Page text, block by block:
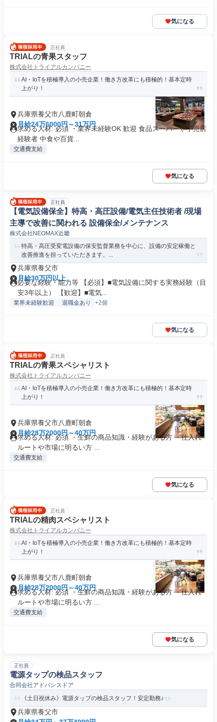
気になる
正社員
TRIALの青果スタッフ
株式会社トライアルカンパニー
AI・IoTを積極導入の小売企業！働き方改革にも積極的！基本定時
上がり！
兵庫県養父市八鹿町朝倉
月給24万6000円～31万円
求める人材: 必須 ・業界未経験OK 歓迎 食品スーパーや小売店
経験者 中食や百貨...
交通費支給
気になる
正社員
【電気設備保全】特高・高圧設備/電気主任技術者 /現場
主導で改善に関われる 設備保全/メンテナンス
株式会社NEOMAX近畿
特高・高圧受変電設備の保安監督業務を中心に、設備の安定稼働と
改善推進を担っていただきます。...
兵庫県養父市
月給30万円以上
必要な経験・能力等 【必須】■電気設備に関する実務経験（目
安3年以上） 【歓迎】■電気...
業界未経験歓迎 退職金あり +2個
気になる
正社員
TRIALの青果スペシャリスト
株式会社トライアルカンパニー
AI・IoTを積極導入の小売企業！働き方改革にも積極的！基本定時
上がり！
兵庫県養父市八鹿町朝倉
月給28万2000円～40万円
求める人材: 必須 ・生鮮の商品知識・経験がある方 ・仕入れ
ルートや市場に明るい方 ...
交通費支給
気になる
正社員
TRIALの精肉スペシャリスト
株式会社トライアルカンパニー
AI・IoTを積極導入の小売企業！働き方改革にも積極的！基本定時
上がり！
兵庫県養父市八鹿町朝倉
月給28万2000円～40万円
求める人材: 必須 ・生鮮の商品知識・経験がある方 ・仕入れ
ルートや市場に明るい方 ...
交通費支給
気になる
正社員
電源タップの検品スタッフ
合同会社アドバンスドア
《土日祝休み》電源タップの検品スタッフ！安定勤務♪
兵庫県養父市